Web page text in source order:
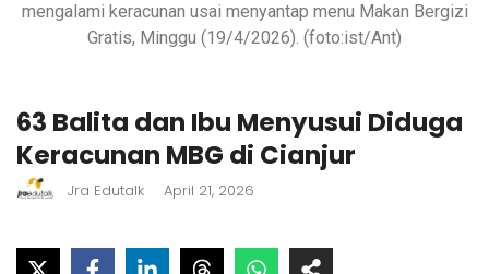
mengalami keracunan usai menyantap menu Makan Bergizi
Gratis, Minggu (19/4/2026). (foto:ist/Ant)
63 Balita dan Ibu Menyusui Diduga
Keracunan MBG di Cianjur
Jra Edutalk April 21, 2026